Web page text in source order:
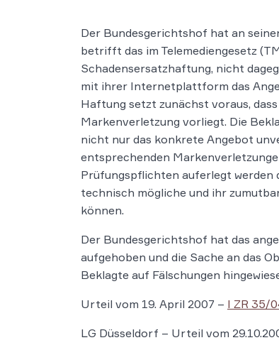
Der Bundesgerichtshof hat an
betrifft das im Telemediengesetz
Schadensersatzhaftung, nicht
mit ihrer Internetplattform das
Haftung setzt zunächst voraus,
Markenverletzung vorliegt. Die
nicht nur das konkrete Angebot
entsprechenden
Prüfungspflichten auferlegt werden
technisch mögliche und ihr
können.
Der Bundesgerichtshof hat das
aufgehoben und die Sache an das
Beklagte auf Fälschungen
Urteil vom 19. April 2007 – I ZR 35/
LG Düsseldorf – Urteil vom